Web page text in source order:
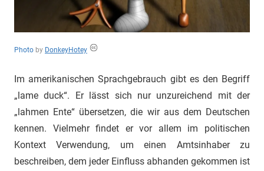
Photo by DonkeyHotey
Im amerikanischen Sprachgebrauch gibt es den Begriff
„lame duck“. Er lässt sich nur unzureichend mit der
„lahmen Ente“ übersetzen, die wir aus dem Deutschen
kennen. Vielmehr findet er vor allem im politischen
Kontext Verwendung, um einen Amtsinhaber zu
beschreiben, dem jeder Einfluss abhanden gekommen ist